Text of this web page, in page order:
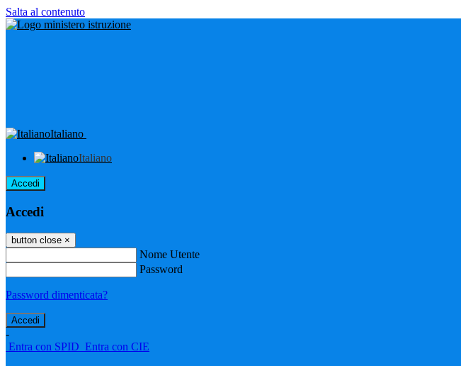
Salta al contenuto
Italiano
Italiano
Accedi
Accedi
button close ×
Nome Utente
Password
Password dimenticata?
-
Entra con SPID Entra con CIE